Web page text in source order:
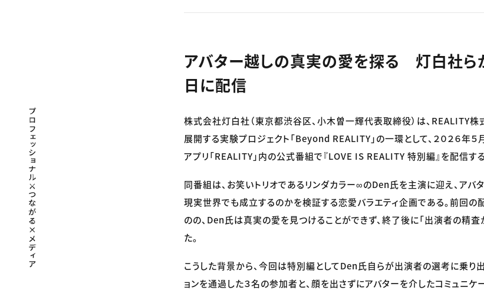
アバター越しの真実の愛を探る 灯白社ら
日に配信
株式会社灯白社（東京都渋谷区、小木曽一輝代表取締役）は、REALITY株
展開する実験プロジェクト「Beyond REALITY」の一環として、２０２６年
アプリ「REALITY」内の公式番組で『LOVE IS REALITY 特別編』を配信する
同番組は、お笑いトリオであるリンダカラー∞のDen氏を主演に迎え、ア
現実世界でも成立するのかを検証する恋愛バラエティ企画である。前回の
のの、Den氏は真実の愛を見つけることができず、終了後に「出演者の精査
た。
こうした背景から、今回は特別編としてDen氏自らが出演者の選考に乗り
ョンを通過した３名の参加者と、顔を出さずにアバターを介したコミュニ